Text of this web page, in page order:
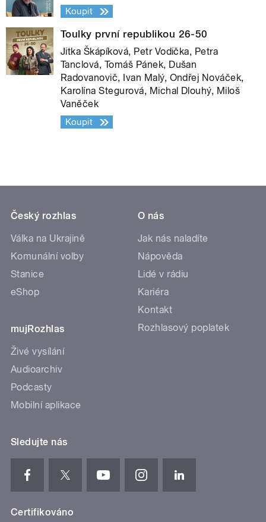
Koupit
Toulky první republikou 26-50
Jitka Škápíková, Petr Vodička, Petra
Tanclová, Tomáš Pánek, Dušan
Radovanovič, Ivan Malý, Ondřej Nováček,
Karolína Stegurová, Michal Dlouhý, Miloš
Vaněček
Koupit
Český rozhlas
Válka na Ukrajině
Komunální volby
Stanice
eShop
mujRozhlas
Živé vysílání
Audioarchiv
Podcasty
Mobilní aplikace
O nás
Jak nás naladíte
Nápověda
Lidé v rádiu
Kariéra
Kontakt
Rozhlasový poplatek
Sledujte nás
Certifikováno